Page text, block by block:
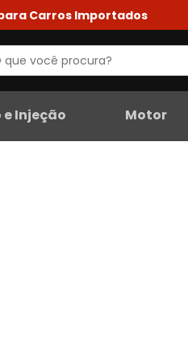
Carros Importados
Injeção Motor